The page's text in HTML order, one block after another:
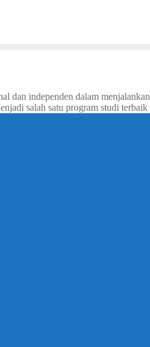
dan independen dalam
salah satu program studi